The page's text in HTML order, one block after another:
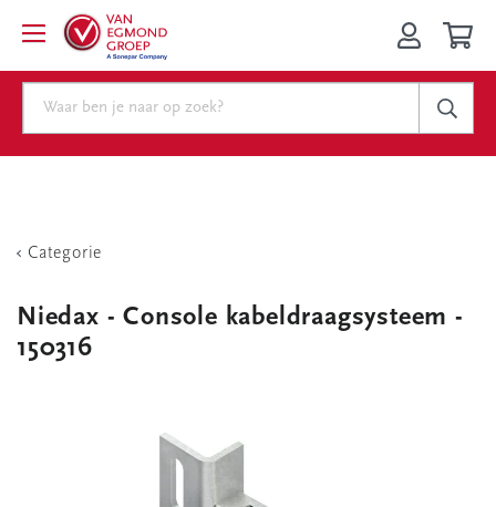
Categorie
Niedax - Console kabeldraagsysteem -
150316